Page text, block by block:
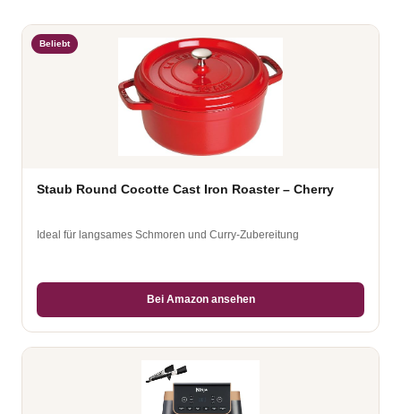
Beliebt
Staub Round Cocotte Cast Iron Roaster – Cherry
Ideal für langsames Schmoren und Curry-Zubereitung
Bei Amazon ansehen